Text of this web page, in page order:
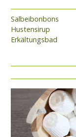
Salbeibonbons
Hustensirup
Erkältungsbad